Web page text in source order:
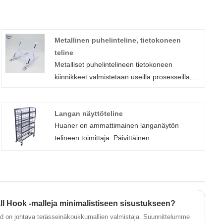
Metallinen puhelinteline, tietokoneen
teline
Metalliset puhelintelineen tietokoneen
kiinnikkeet valmistetaan useilla prosesseilla,
Co., LTD., metallisten puhelintelineiden
tietokoneen telineen valmistusprosessissa,
raaka-aineet leikataan laserilla ja sitten
Langan näyttöteline
Huaner on ammattimainen langanäytön
telineen toimittaja. Päivittäinen
pintakäsittelyominaisuuksista. Telineemme
ovat ISO 9001 -sertifioituja ja CE -sertifioituja
Hook -malleja minimalistiseen sisustukseen?
on johtava terässeinäkoukkumallien valmistaja. Suunnittelumme